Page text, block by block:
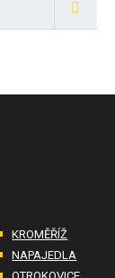
KROMĚŘÍŽ
NAPAJEDLA